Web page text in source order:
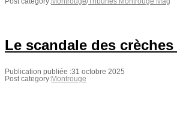
Le scandale des
Publication publiée :31 octobre 2025
Post category:Montrouge